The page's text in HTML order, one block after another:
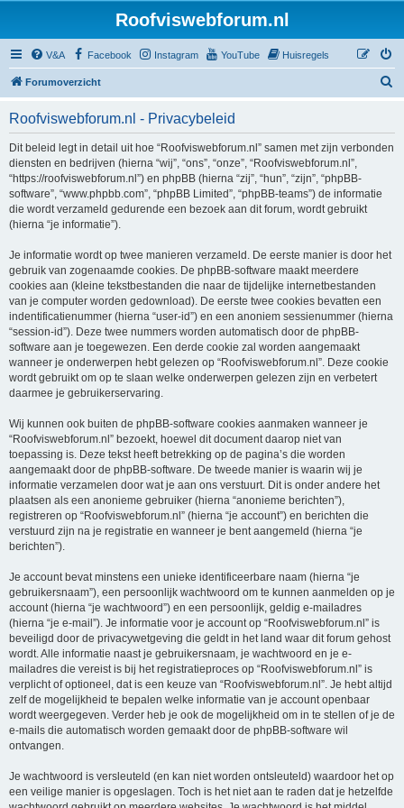
Roofviswebforum.nl
V&A Facebook Instagram YouTube Huisregels
Forumoverzicht
Roofviswebforum.nl - Privacybeleid
Dit beleid legt in detail uit hoe “Roofviswebforum.nl” samen met zijn verbonden
diensten en bedrijven (hierna “wij”, “ons”, “onze”, “Roofviswebforum.nl”,
“https://roofviswebforum.nl”) en phpBB (hierna “zij”, “hun”, “zijn”, “phpBB-
software”, “www.phpbb.com”, “phpBB Limited”, “phpBB-teams”) de informatie
die wordt verzameld gedurende een bezoek aan dit forum, wordt gebruikt
(hierna “je informatie”).
Je informatie wordt op twee manieren verzameld. De eerste manier is door het
gebruik van zogenaamde cookies. De phpBB-software maakt meerdere
cookies aan (kleine tekstbestanden die naar de tijdelijke internetbestanden
van je computer worden gedownload). De eerste twee cookies bevatten een
indentificatienummer (hierna “user-id”) en een anoniem sessienummer (hierna
“session-id”). Deze twee nummers worden automatisch door de phpBB-
software aan je toegewezen. Een derde cookie zal worden aangemaakt
wanneer je onderwerpen hebt gelezen op “Roofviswebforum.nl”. Deze cookie
wordt gebruikt om op te slaan welke onderwerpen gelezen zijn en verbetert
daarmee je gebruikerservaring.
Wij kunnen ook buiten de phpBB-software cookies aanmaken wanneer je
“Roofviswebforum.nl” bezoekt, hoewel dit document daarop niet van
toepassing is. Deze tekst heeft betrekking op de pagina’s die worden
aangemaakt door de phpBB-software. De tweede manier is waarin wij je
informatie verzamelen door wat je aan ons verstuurt. Dit is onder andere het
plaatsen als een anonieme gebruiker (hierna “anonieme berichten”),
registreren op “Roofviswebforum.nl” (hierna “je account”) en berichten die
verstuurd zijn na je registratie en wanneer je bent aangemeld (hierna “je
berichten”).
Je account bevat minstens een unieke identificeerbare naam (hierna “je
gebruikersnaam”), een persoonlijk wachtwoord om te kunnen aanmelden op je
account (hierna “je wachtwoord”) en een persoonlijk, geldig e-mailadres
(hierna “je e-mail”). Je informatie voor je account op “Roofviswebforum.nl” is
beveiligd door de privacywetgeving die geldt in het land waar dit forum gehost
wordt. Alle informatie naast je gebruikersnaam, je wachtwoord en je e-
mailadres die vereist is bij het registratieproces op “Roofviswebforum.nl” is
verplicht of optioneel, dat is een keuze van “Roofviswebforum.nl”. Je hebt altijd
zelf de mogelijkheid te bepalen welke informatie van je account openbaar
wordt weergegeven. Verder heb je ook de mogelijkheid om in te stellen of je de
e-mails die automatisch worden gemaakt door de phpBB-software wil
ontvangen.
Je wachtwoord is versleuteld (en kan niet worden ontsleuteld) waardoor het op
een veilige manier is opgeslagen. Toch is het niet aan te raden dat je hetzelfde